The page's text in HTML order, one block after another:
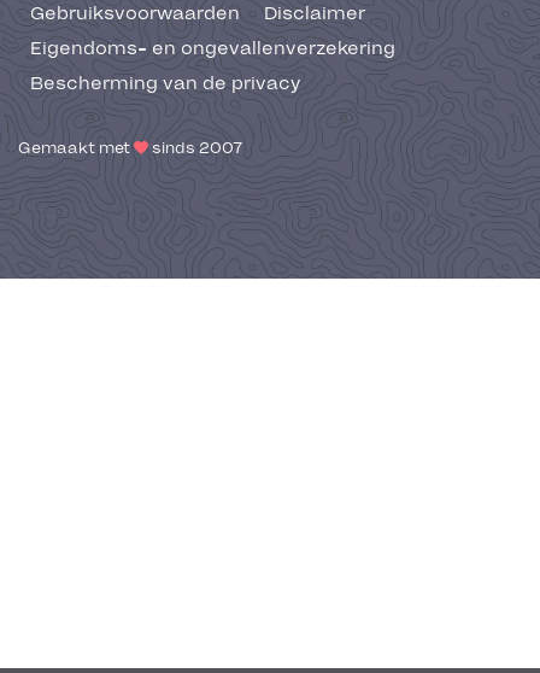
Gebruiksvoorwaarden
Disclaimer
Eigendoms- en ongevallenverzekering
Bescherming van de privacy
Gemaakt met sinds 2007